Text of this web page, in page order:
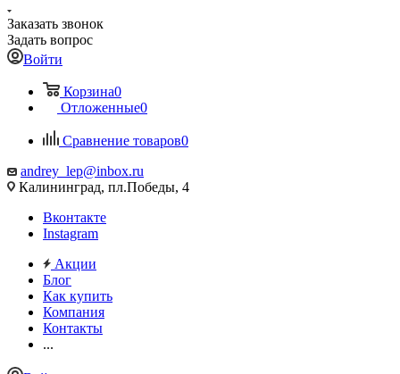
Заказать звонок
Задать вопрос
Войти
Корзина0
Отложенные0
Сравнение товаров0
andrey_lep@inbox.ru
Калининград, пл.Победы, 4
Вконтакте
Instagram
Акции
Блог
Как купить
Компания
Контакты
...